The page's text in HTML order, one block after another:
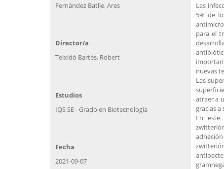
Fernández Batlle, Ares
Las
5% de
para el
nuevas
Las
atraer a
gracias
En este
Director/a
Teixidó Bartés, Robert
Estudios
IQS SE - Grado en Biotecnología
Fecha
2021-09-07